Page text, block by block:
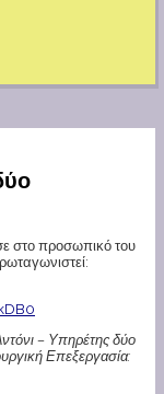
στο προσωπικό του
– Υπηρέτης δύο
Επεξεργασία: